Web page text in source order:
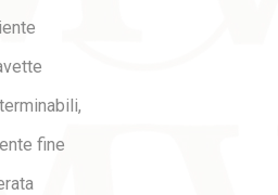
fine